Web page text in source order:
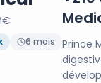
6 mois
Prince